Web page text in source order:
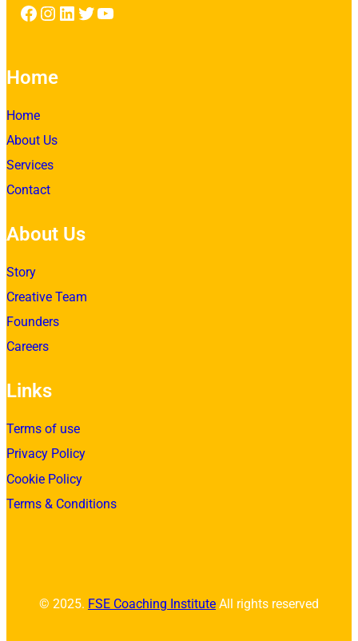
Facebook Instagram LinkedIn Twitter YouTube
Home
Home
About Us
Services
Contact
About Us
Story
Creative Team
Founders
Careers
Links
Terms of use
Privacy Policy
Cookie Policy
Terms & Conditions
© 2025. FSE Coaching Institute All rights reserved